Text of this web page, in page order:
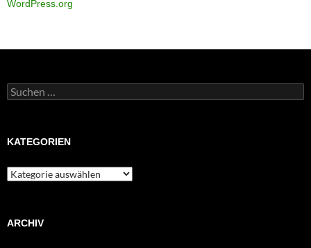
WordPress.org
Suchen
nach:
KATEGORIEN
Kategorien
ARCHIV